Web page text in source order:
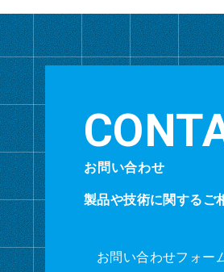
お問い合わせ
製品や技術に関するご
お問い合わせフォー